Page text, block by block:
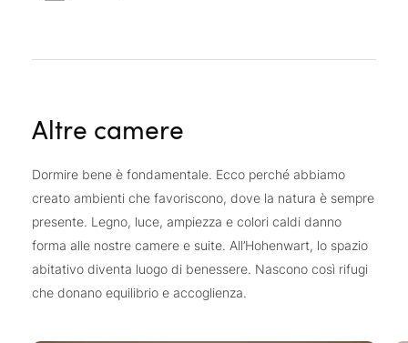
Altre camere
Dormire bene è fondamentale. Ecco perché abbiamo
creato ambienti che favoriscono, dove la natura è sempre
presente. Legno, luce, ampiezza e colori caldi danno
forma alle nostre camere e suite. All’Hohenwart, lo spazio
abitativo diventa luogo di benessere. Nascono così rifugi
che donano equilibrio e accoglienza.